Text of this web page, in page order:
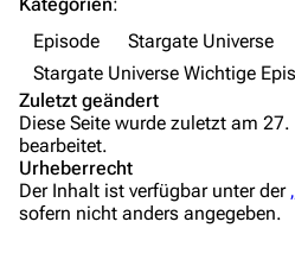
Wiki-Diskussion
Anfragen
Administrations-
Löschantrag
Vandalismus melden
Episode
Stargate Universe
Stargate Universe Wichtige
Zuletzt geändert
Diese Seite wurde zuletzt am
bearbeitet.
Urheberrecht
Der Inhalt ist verfügbar unter der
sofern nicht anders angegeben.